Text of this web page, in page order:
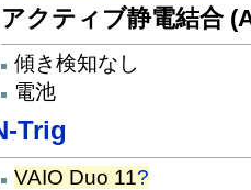
アクティブ静電結合
傾き検知なし
電池
Trig
VAIO Duo 11?